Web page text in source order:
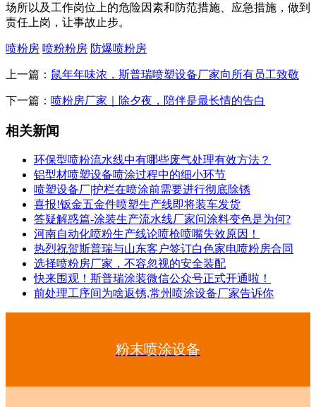
场所以及工作岗位上的危险因素和防范措施、应急措施，做到
责任上岗，让事故止步。
喷粉房 喷粉粉房 防爆喷粉房
上一篇： 鼠年年味浓，斯普瑞喷塑设备厂家向所有员工致敬
下一篇： 喷粉房厂家｜除夕夜，陪伴是最长情的告白
相关新闻
环保型喷粉流水线中有哪些废气处理有效方法？
铝型材喷塑设备喷涂过程中的细小环节
喷塑设备厂|护栏在喷涂前需要进行彻底除锈
喜报!钣金五金件喷塑生产线即将装车发货
答疑解惑篇-涂装生产流水线厂家问涂料变色是为何?
河南自动化喷粉生产线论喷枪喷嘴失效原因！
热烈祝贺斯普瑞与山东客户签订白色家电喷粉房合同
选择喷粉房厂家，不容忽视的安全装配
快来围观！斯普瑞涂装微信公众号正式开通啦！
前处理工序间为啥返锈,常州喷涂设备厂家告诉你
粉末喷涂设备